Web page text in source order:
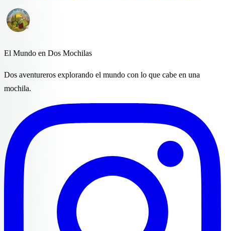
El Mundo en Dos Mochilas
Dos aventureros explorando el mundo con lo que cabe en una
mochila.